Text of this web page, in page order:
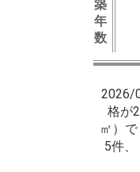
築
年
数
2026/
格が
㎡）
5件